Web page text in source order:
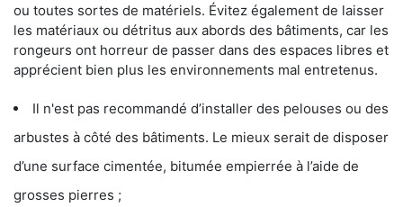
ou toutes sortes de matériels. Évitez également de laisser
les matériaux ou détritus aux abords des bâtiments, car les
rongeurs ont horreur de passer dans des espaces libres et
apprécient bien plus les environnements mal entretenus.
Il n'est pas recommandé d’installer des pelouses ou des
arbustes à côté des bâtiments. Le mieux serait de disposer
d’une surface cimentée, bitumée empierrée à l’aide de
grosses pierres ;